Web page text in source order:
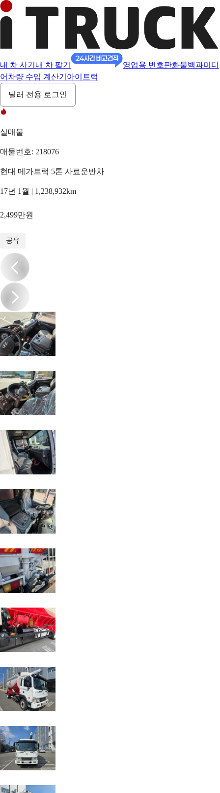
내 차 사기 내 차 팔기 영업용 번호판화물백과미디
어 차량 수입 계산기 아이트럭
딜러 전용 로그인
실매물
매물번호: 218076
현대 메가트럭 5톤 사료운반차
17년 1월 | 1,238,932km
2,499만원
공유
/20